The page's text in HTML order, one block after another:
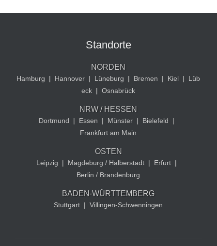
Standorte
NORDEN
Hamburg | Hannover | Lüneburg | Bremen | Kiel |
Lüb
eck | Osnabrück
NRW / HESSEN
Dortmund | Essen | Münster | Bielefeld
|
Frankfurt am Main
OSTEN
Leipzig | Magdeburg / Halberstadt | Erfurt |
Berlin / Brandenburg
BADEN-WÜRTTEMBERG
Stuttgart | Villingen-Schwenningen